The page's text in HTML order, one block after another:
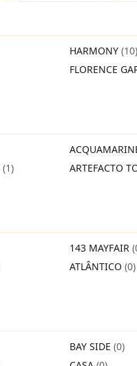
HARMONY (10)
FLORENCE
(1) ARTEFACTO
143 MAYFAIR
ATLÂNTICO (0)
BAY SIDE (0)